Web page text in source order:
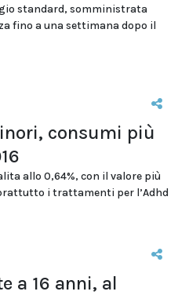
standard, somministrata
fino a una settimana dopo il
consumi più
allo 0,64%, con il valore più
i trattamenti per l’Adhd
a 16 anni, al